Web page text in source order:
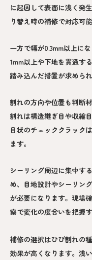
に起因して表面に浅く発
り替え時の補修で対応可
一方で幅が0.3mm以上に
1mm以上や下地を貫通す
踏み込んだ措置が求められ
割れの方向や位置も判断
割れは構造継ぎ目や収縮
目状のチェッククラック
ます。
シーリング周辺に集中す
め、目地設計やシーリン
が必要になります。現場
察で変化の度合いを把握
補修の選択はひび割れの
効果が高くなります。浅